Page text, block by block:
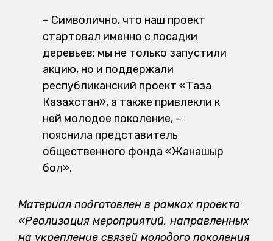
Материал подготовлен в рамках проекта
«Реализация мероприятий, направленных
на укрепление связей молодого поколения
с людьми пожилого возраста «Связь
поколений», реализуемого ОФ «Жанашыр
политики Костанайского района.
Маргарита АЛЕКСЕЕНКО, фото Ларисы
4 247